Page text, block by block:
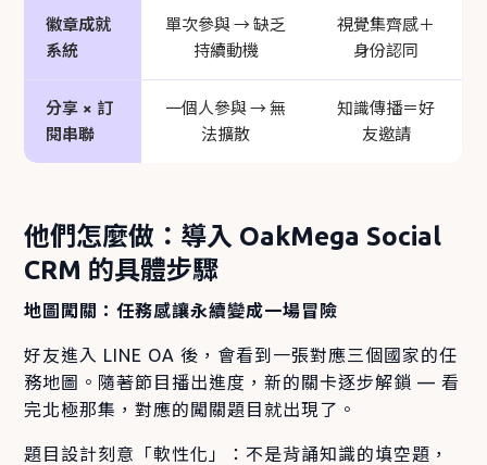
徽章成就
系統
單次參與 → 缺乏
持續動機
視覺集齊感＋
身份認同
分享 × 訂
閱串聯
一個人參與 → 無
法擴散
知識傳播＝好
友邀請
他們怎麼做：導入 OakMega Social
CRM 的具體步驟
地圖闖關：任務感讓永續變成一場冒險
好友進入 LINE OA 後，會看到一張對應三個國家的任
務地圖。隨著節目播出進度，新的關卡逐步解鎖 — 看
完北極那集，對應的闖關題目就出現了。
題目設計刻意「軟性化」：不是背誦知識的填空題，